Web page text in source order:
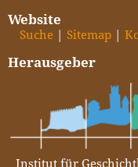
Website
Suche Sitemap
Herausgeber
Institut für